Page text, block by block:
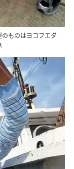
ものはヨコフエダ